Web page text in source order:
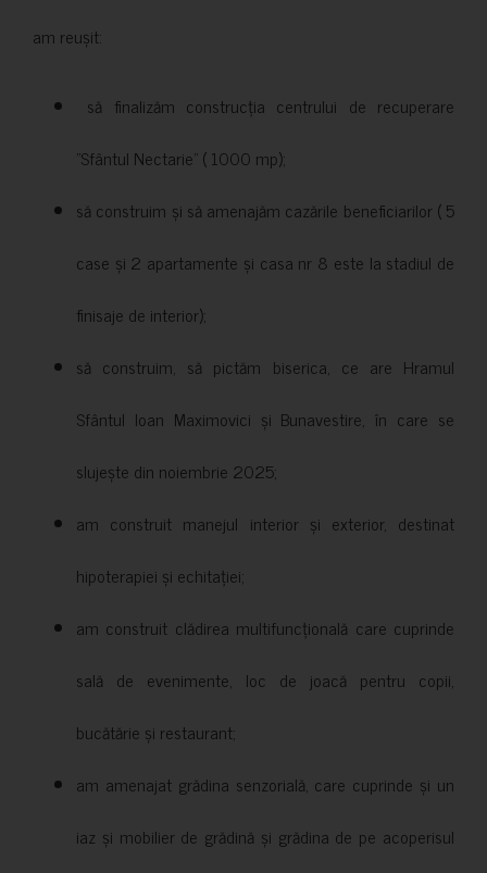
am reușit:
să finalizăm construcția centrului de recuperare
”Sfântul Nectarie” ( 1000 mp);
să construim și să amenajăm cazările beneficiarilor ( 5
case și 2 apartamente și casa nr 8 este la stadiul de
finisaje de interior);
să construim, să pictăm biserica, ce are Hramul
Sfântul Ioan Maximovici și Bunavestire, în care se
slujește din noiembrie 2025;
am construit manejul interior și exterior, destinat
hipoterapiei și echitației;
am construit clădirea multifuncțională care cuprinde
sală de evenimente, loc de joacă pentru copii,
bucătărie și restaurant;
am amenajat grădina senzorială, care cuprinde și un
iaz și mobilier de grădină și grădina de pe acoperisul